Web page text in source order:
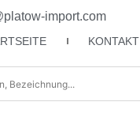
import.com
KONTAKT